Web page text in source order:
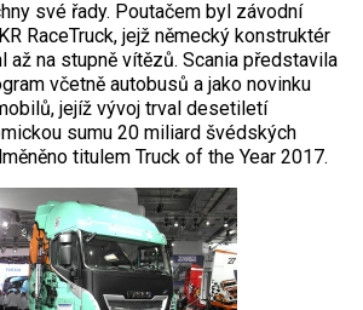
své řady. Poutačem byl závodní
RaceTruck, jejž německý konstruktér
až na stupně vítězů. Scania představila
včetně autobusů a jako novinku
jejíž vývoj trval desetiletí
sumu 20 miliard švédských
titulem Truck of the Year 2017.